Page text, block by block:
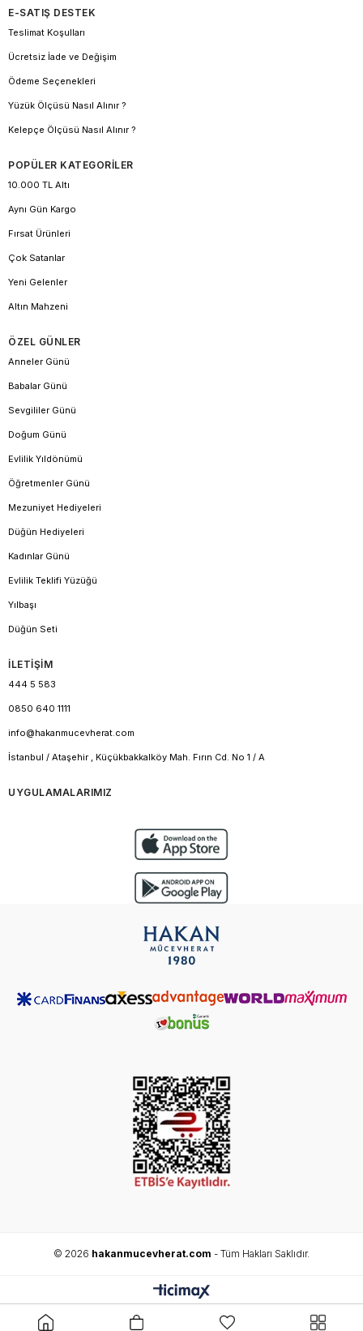
E-SATIŞ DESTEK
Teslimat Koşulları
Ücretsiz İade ve Değişim
Ödeme Seçenekleri
Yüzük Ölçüsü Nasıl Alınır ?
Kelepçe Ölçüsü Nasıl Alınır ?
POPÜLER KATEGORİLER
10.000 TL Altı
Aynı Gün Kargo
Fırsat Ürünleri
Çok Satanlar
Yeni Gelenler
Altın Mahzeni
ÖZEL GÜNLER
Anneler Günü
Babalar Günü
Sevgililer Günü
Doğum Günü
Evlilik Yıldönümü
Öğretmenler Günü
Mezuniyet Hediyeleri
Düğün Hediyeleri
Kadınlar Günü
Evlilik Teklifi Yüzüğü
Yılbaşı
Düğün Seti
İLETİŞİM
444 5 583
0850 640 1111
info@hakanmucevherat.com
İstanbul / Ataşehir , Küçükbakkalköy Mah. Fırın Cd. No 1 / A
UYGULAMALARIMIZ
© 2026 hakanmucevherat.com - Tüm Hakları Saklıdır.